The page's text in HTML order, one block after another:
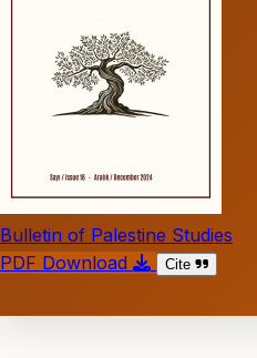
Bulletin of Palestine Studies
PDF Download
Cite